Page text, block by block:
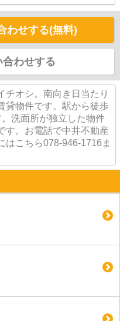
わせする(無料)
合わせする
チオシ。南向き日当たり
貸物件です。駅から徒歩
洗面所が独立した物件
す。お電話で中井不動産
はこちら078-946-1716ま